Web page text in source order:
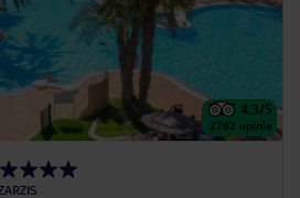
4.3/5
2762 opinie